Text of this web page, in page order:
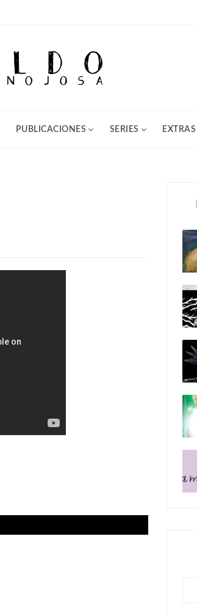
PUBLICACIONES SERIES EXTRAS